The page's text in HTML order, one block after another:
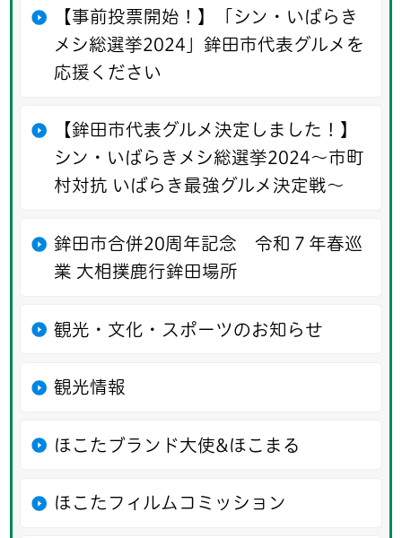
【事前投票開始！】「シン・いばらき
メシ総選挙2024」鉾田市代表グルメを
応援ください
【鉾田市代表グルメ決定しました！】
シン・いばらきメシ総選挙2024～市町
村対抗 いばらき最強グルメ決定戦～
鉾田市合併20周年記念 令和７年春巡
業 大相撲鹿行鉾田場所
観光・文化・スポーツのお知らせ
観光情報
ほこたブランド大使&ほこまる
ほこたフィルムコミッション